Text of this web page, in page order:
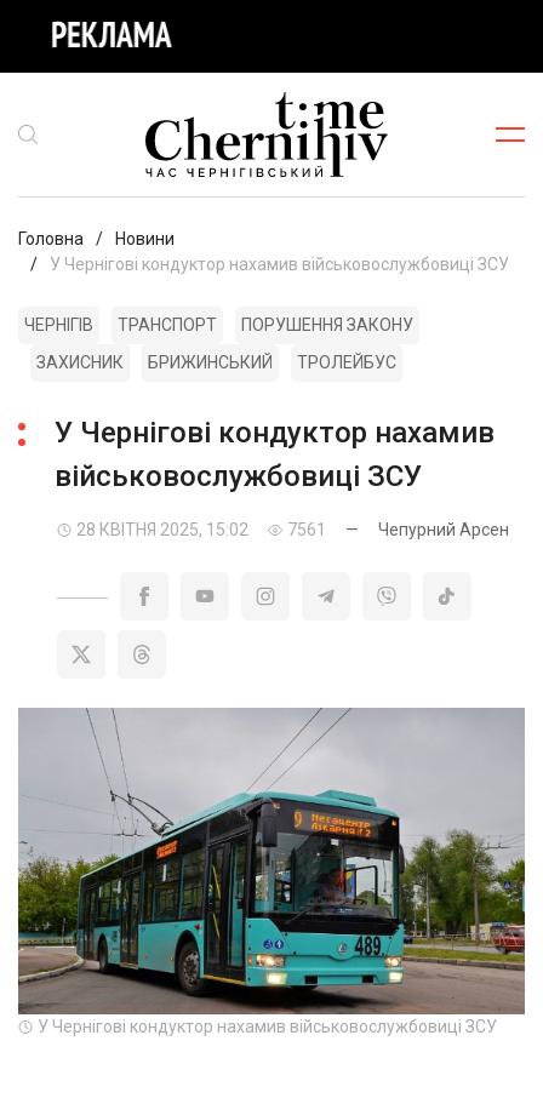
Головна
Новини
У Чернігові кондуктор нахамив військовослужбовиці ЗСУ
ЧЕРНІГІВ ТРАНСПОРТ
ПОРУШЕННЯ ЗАКОНУ
ЗАХИСНИК
БРИЖИНСЬКИЙ ТРОЛЕЙБУС
У Чернігові кондуктор нахамив
військовослужбовиці ЗСУ
28 КВІТНЯ 2025, 15:02 7561 — Чепурний Арсен
У Чернігові кондуктор нахамив військовослужбовиці ЗСУ